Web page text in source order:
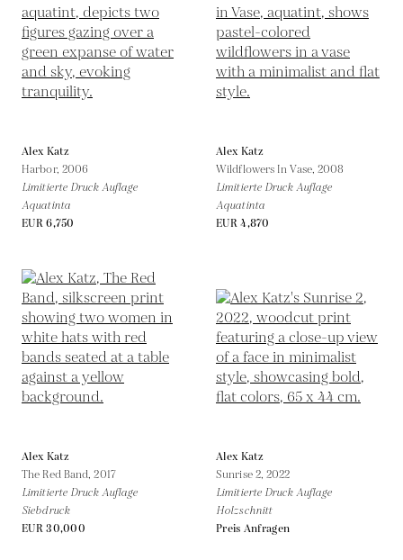
Alex Katz
Harbor, 2006
Limitierte Druck Auflage
Aquatinta
EUR 6,750
Alex Katz
Wildflowers In Vase,2008
Limitierte Druck Auflage
Aquatinta
EUR 4,870
Alex Katz
The Red Band,2017
Limitierte Druck Auflage
Siebdruck
EUR 30,000
Alex Katz
Sunrise 2,2022
Limitierte Druck Auflage
Holzschnitt
Preis Anfragen